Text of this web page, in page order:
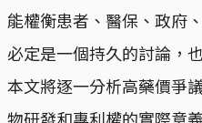
能權衡患者、醫保、政府
必定是一個持久的討論，
本文將逐一分析高藥價爭
物研發和專利權的實際意